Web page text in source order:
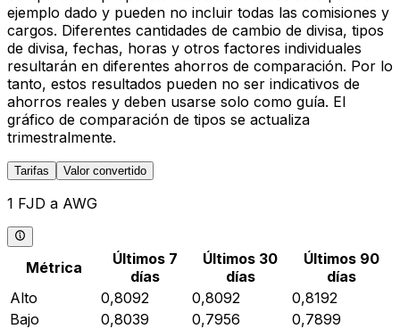
ejemplo dado y pueden no incluir todas las comisiones y
cargos. Diferentes cantidades de cambio de divisa, tipos
de divisa, fechas, horas y otros factores individuales
resultarán en diferentes ahorros de comparación. Por lo
tanto, estos resultados pueden no ser indicativos de
ahorros reales y deben usarse solo como guía. El
gráfico de comparación de tipos se actualiza
trimestralmente.
Tarifas Valor convertido
1 FJD a AWG
Métrica
Últimos 7
días
Últimos 30
días
Últimos 90
días
Alto
0,8092 0,8092
0,8192
Bajo
0,8039 0,7956
0,7899